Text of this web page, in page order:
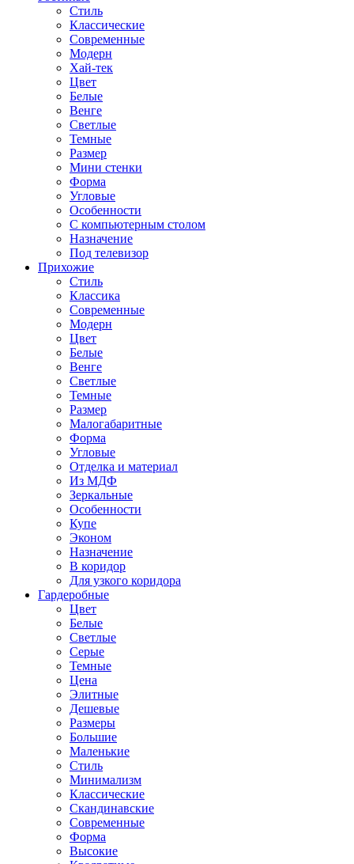
Стиль
Классические
Современные
Модерн
Хай-тек
Цвет
Белые
Венге
Светлые
Темные
Размер
Мини стенки
Форма
Угловые
Особенности
С компьютерным столом
Назначение
Под телевизор
Прихожие
Стиль
Классика
Современные
Модерн
Цвет
Белые
Венге
Светлые
Темные
Размер
Малогабаритные
Форма
Угловые
Отделка и материал
Из МДФ
Зеркальные
Особенности
Купе
Эконом
Назначение
В коридор
Для узкого коридора
Гардеробные
Цвет
Белые
Светлые
Серые
Темные
Цена
Элитные
Дешевые
Размеры
Большие
Маленькие
Стиль
Минимализм
Классические
Скандинавские
Современные
Форма
Высокие